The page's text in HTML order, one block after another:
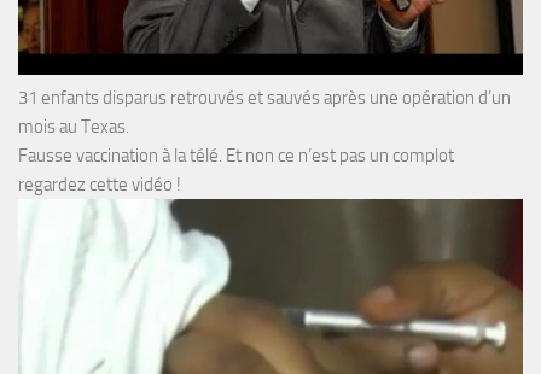
31 enfants disparus retrouvés et sauvés après une opération d’un
mois au Texas.
Fausse vaccination à la télé. Et non ce n’est pas un complot
regardez cette vidéo !